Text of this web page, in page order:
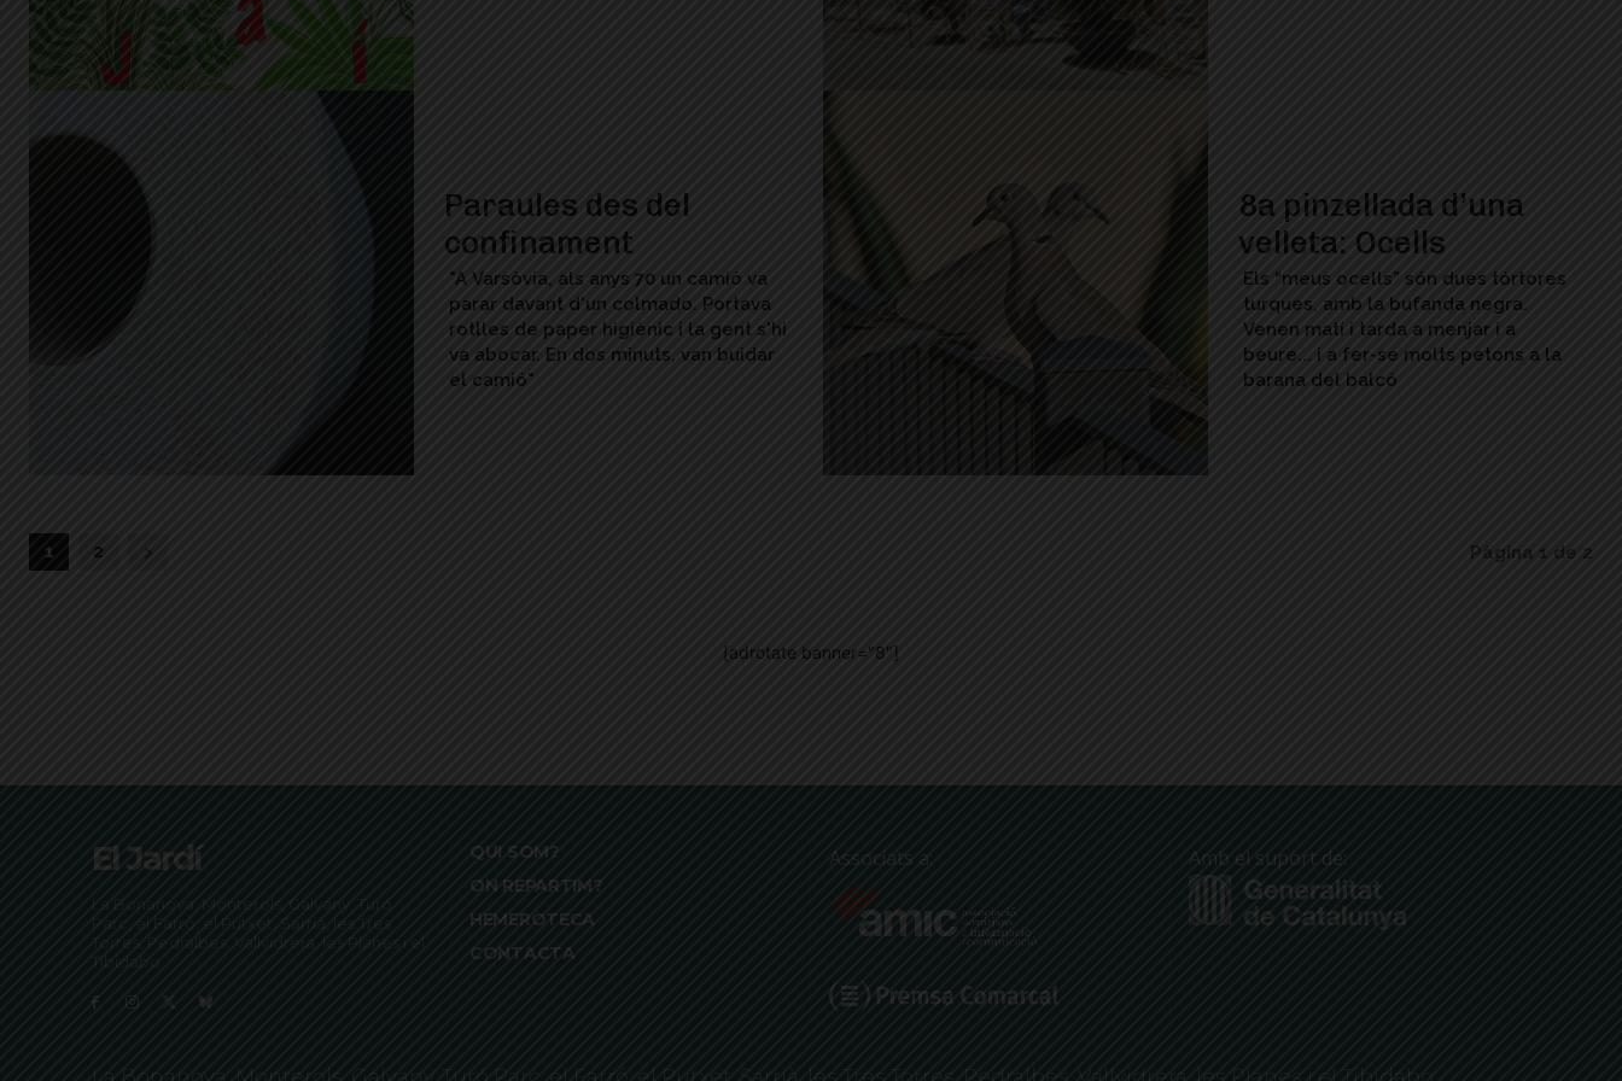
Paraules des del
confinament
"A Varsòvia, als anys 70 un camió va
parar davant d'un colmado. Portava
rotlles de paper higiènic i la gent s'hi
va abocar. En dos minuts, van buidar
el camió"
8a pinzellada d’una
velleta: Ocells
Els “meus ocells” són dues tórtores
turques, amb la bufanda negra.
Venen matí i tarda a menjar i a
beure... i a fer-se molts petons a la
barana del balcó
1 2 Pàgina 1 de 2
[adrotate banner="8"]
El Jardí
La Bonanova, Monterols, Galvany, Turó
Parc, el Farró, el Putxet, Sarrià, les Tres
Torres, Pedralbes, Vallvidrera, les Planes i el
Tibidabo
QUI SOM?
ON REPARTIM?
HEMEROTECA
CONTACTA
Associats a: Amb el suport de: